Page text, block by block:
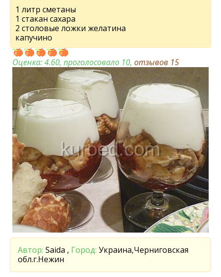
1 литр сметаны
1 стакан сахара
2 столовые ложки желатина
капучино
Оценка:4.60, проголосовало 10, отзывов 15
Автор: Saida , Город: Украина,Черниговская
обл.г.Нежин